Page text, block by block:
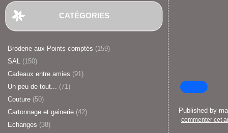
CATÉGORIES
Broderie aux Points comptés (159)
SAL (150)
Cadeaux entre amies (91)
Un peu de tout... (71)
Couture (50)
Cartonnage et gainerie (42)
Echanges (38)
Published by
commenter cet